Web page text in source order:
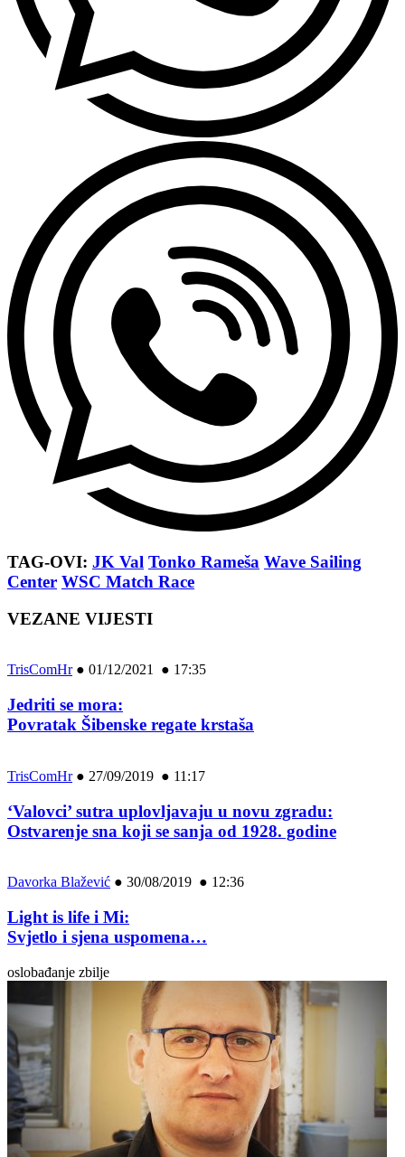
TAG-OVI: JK Val Tonko Rameša Wave Sailing
Center WSC Match Race
VEZANE VIJESTI
TrisComHr● 01/12/2021 ● 17:35
Jedriti se mora:
Povratak Šibenske regate krstaša
TrisComHr● 27/09/2019 ● 11:17
‘Valovci’ sutra uplovljavaju u novu zgradu:
Ostvarenje sna koji se sanja od 1928. godine
Davorka Blažević ● 30/08/2019 ● 12:36
Light is life i Mi:
Svjetlo i sjena uspomena…
oslobađanje zbilje